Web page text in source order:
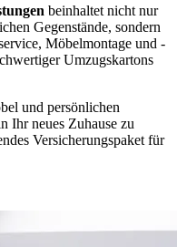
beinhaltet nicht nur
Gegenstände, sondern
Möbelmontage und -
Umzugskartons
und persönlichen
Ihr neues Zuhause zu
Versicherungspaket für